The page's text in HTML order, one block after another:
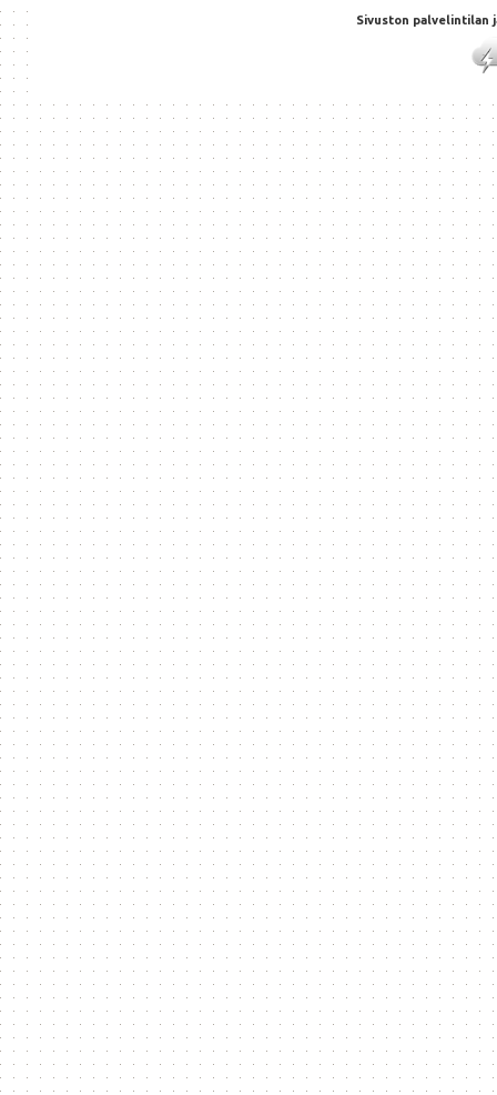
Sivuston palvelintilan